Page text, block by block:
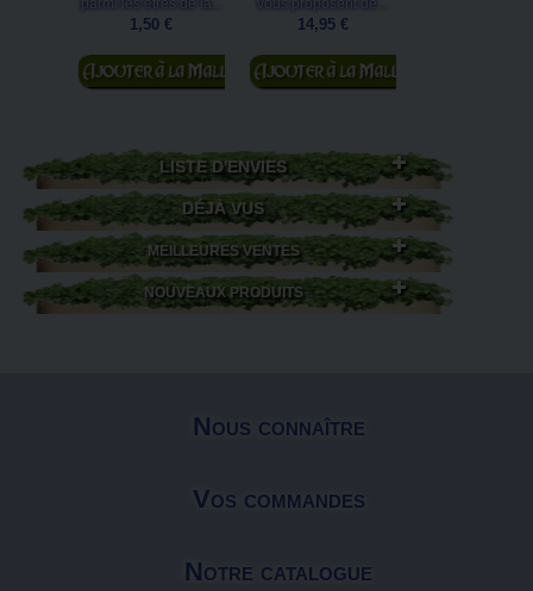
parmi les êtres de la...
1,50 €
Ajouter au
panier
vous proposent de...
14,95 €
Ajouter au
panier
LISTE D'ENVIES
DÉJÀ VUS
MEILLEURES VENTES
NOUVEAUX PRODUITS
Nous connaître
Vos commandes
Notre catalogue